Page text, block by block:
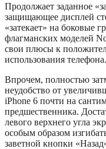
Продолжает заданное
защищающее дисплей
«затекает» на боковые
флагманских моделей
свои плюсы к
использования телефона.
Впрочем, полностью
неудобство от
iPhone 6 почти на
предшественника.
левого верхнего угла
особым образом
заветной кнопки